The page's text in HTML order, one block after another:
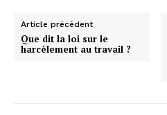
Article précédent
Que dit la loi sur le
harcèlement au travail ?